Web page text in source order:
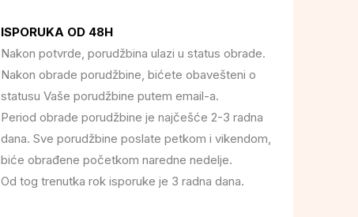
ISPORUKA OD 48H
Nakon potvrde, porudžbina ulazi u status obrade.
Nakon obrade porudžbine, bićete obavešteni o
statusu Vaše porudžbine putem email-a.
Period obrade porudžbine je najčešće 2-3 radna
dana. Sve porudžbine poslate petkom i vikendom,
biće obrađene početkom naredne nedelje.
Od tog trenutka rok isporuke je 3 radna dana.